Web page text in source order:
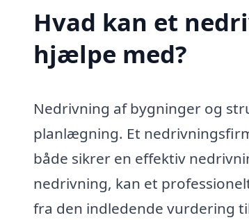
Hvad kan et
hjælpe med?
Nedrivning af bygninger og
planlægning. Et
både sikrer en effektiv
nedrivning, kan et
fra den indledende vurdering